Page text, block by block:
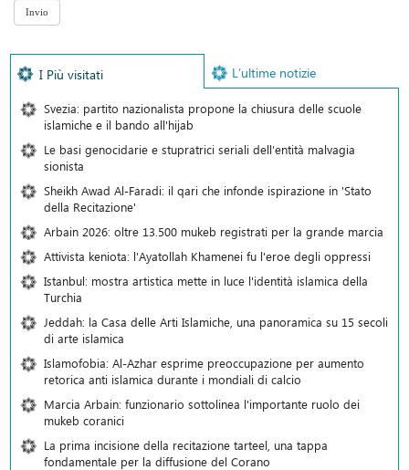
I Più visitati L’ultime notizie
Svezia: partito nazionalista propone la chiusura delle scuole
islamiche e il bando all'hijab
Le basi genocidarie e stupratrici seriali dell’entità malvagia
sionista
Sheikh Awad Al-Faradi: il qari che infonde ispirazione in 'Stato
della Recitazione'
Arbain 2026: oltre 13.500 mukeb registrati per la grande marcia
Attivista keniota: l'Ayatollah Khamenei fu l'eroe degli oppressi
Istanbul: mostra artistica mette in luce l'identità islamica della
Turchia
Jeddah: la Casa delle Arti Islamiche, una panoramica su 15 secoli
di arte islamica
Islamofobia: Al-Azhar esprime preoccupazione per aumento
retorica anti islamica durante i mondiali di calcio
Marcia Arbain: funzionario sottolinea l'importante ruolo dei
mukeb coranici
La prima incisione della recitazione tarteel, una tappa
fondamentale per la diffusione del Corano